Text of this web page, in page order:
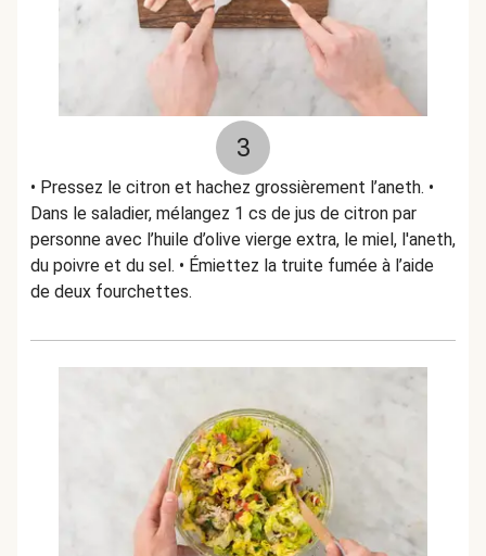
3
• Pressez le citron et hachez grossièrement l’aneth. •
Dans le saladier, mélangez 1 cs de jus de citron par
personne avec l’huile d’olive vierge extra, le miel, l'aneth,
du poivre et du sel. • Émiettez la truite fumée à l’aide
de deux fourchettes.